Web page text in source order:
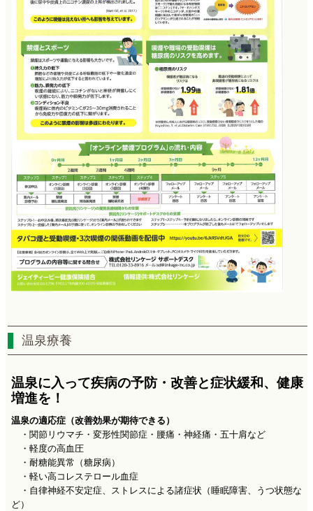
温泉療養
温泉に入って疾病の予防・改善と症状緩和、健康
増進を！
温泉の適応症（改善効果が期待できる）
・関節リウマチ・変形性関節症・腰痛・神経痛・五十肩など
・軽度の高血圧
・耐糖能異常（糖尿病）
・軽い高コレステロール血症
・自律神経不安定症、ストレスによる諸症状（睡眠障害、うつ状態な
ど）